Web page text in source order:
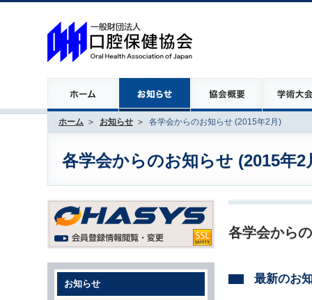
ホーム お知らせ 各学会からのお知らせ (2015年2月)
各学会からのお知らせ (2015年2
各学会から
最新のお
お知らせ